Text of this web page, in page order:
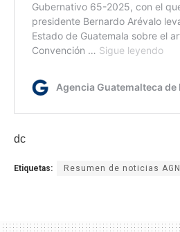
dc
Etiquetas: Resumen de noticias AGN